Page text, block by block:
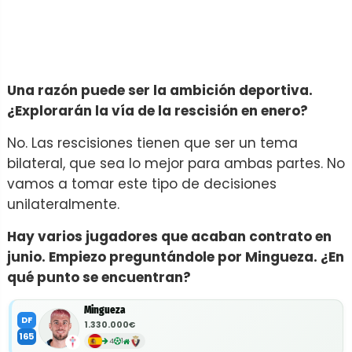
Una razón puede ser la ambición deportiva.
¿Explorarán la vía de la rescisión en enero?
No. Las rescisiones tienen que ser un tema
bilateral, que sea lo mejor para ambas partes. No
vamos a tomar este tipo de decisiones
unilateralmente.
Hay varios jugadores que acaban contrato en
junio. Empiezo preguntándole por Mingueza. ¿En
qué punto se encuentran?
DF
165
Mingueza
1.330.000€
4 1